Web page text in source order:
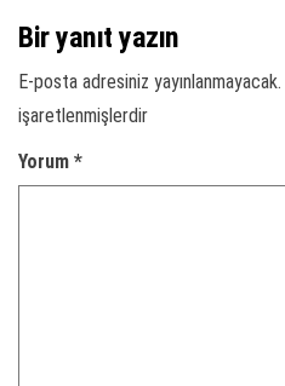
Bir yanıt yazın
E-posta adresiniz yayınlanmayacak.
işaretlenmişlerdir
Yorum *